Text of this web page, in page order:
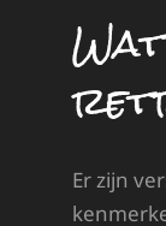
Er zijn